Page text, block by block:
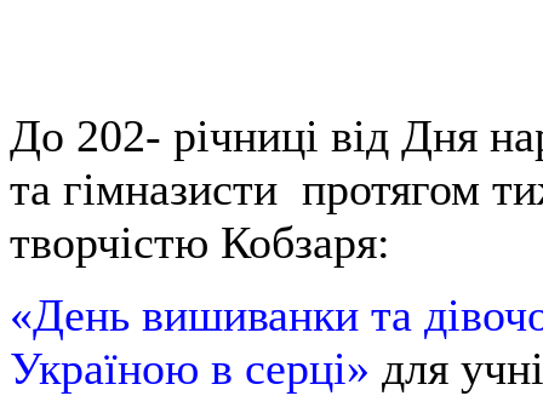
До 202- річниці від Дня
та гімназисти протягом
творчістю Кобзаря:
«День вишиванки та
Україною в серці» для